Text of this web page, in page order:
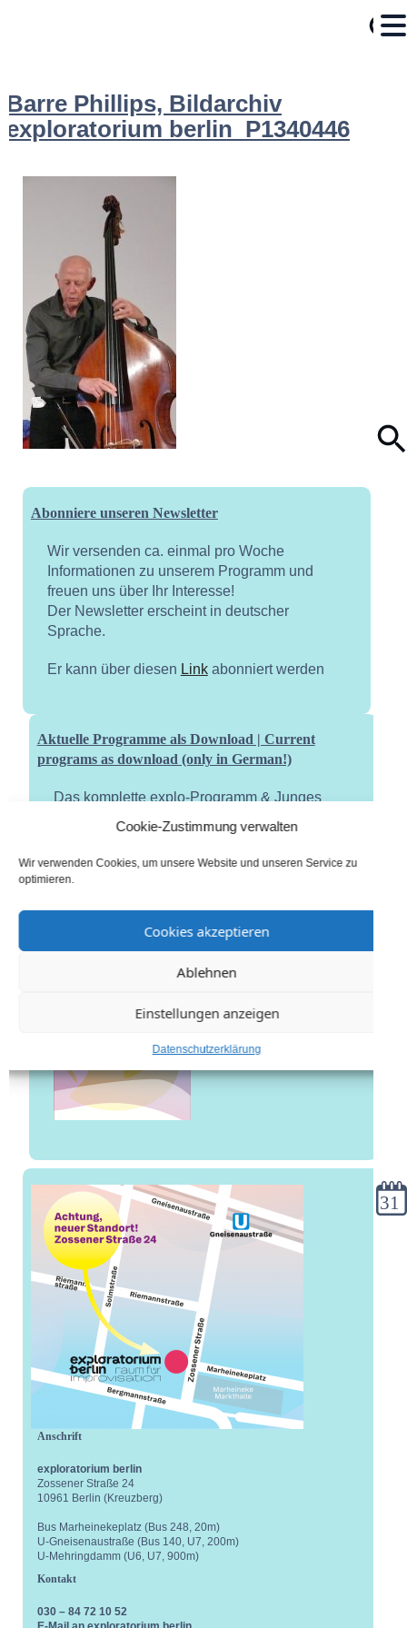
Cookie-Zustimmung verwalten
Wir verwenden Cookies, um unsere Website und unseren Service zu
optimieren.
Cookies akzeptieren
Ablehnen
Einstellungen anzeigen
Datenschutzerklärung
Barre Phillips, Bildarchiv
exploratorium berlin_P1340446
Abonniere unseren Newsletter
Wir versenden ca. einmal pro Woche
Informationen zu unserem Programm und
freuen uns über Ihr Interesse!
Der Newsletter erscheint in deutscher
Sprache.
Er kann über diesen Linkabonniert werden
Aktuelle Programme als Download | Current
programs as download (only in German!)
Das komplette explo-Programm & Junges
explo-Flyer (Frühjahr & Sommer) || Young
explo flyer (spring and summer)
Anschrift
exploratorium berlin
Zossener Straße 24
10961 Berlin (Kreuzberg)
Bus Marheinekeplatz (Bus 248, 20m)
U-Gneisenaustraße (Bus 140, U7, 200m)
U-Mehringdamm (U6, U7, 900m)
Kontakt
030 – 84 72 10 52